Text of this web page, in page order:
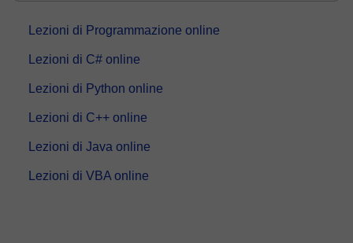
Lezioni di Programmazione online
Lezioni di C# online
Lezioni di Python online
Lezioni di C++ online
Lezioni di Java online
Lezioni di VBA online